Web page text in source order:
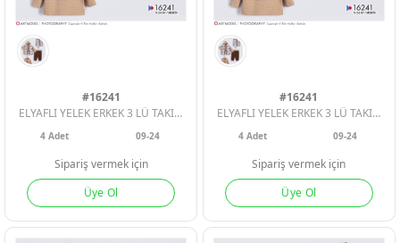
#16241
ELYAFLI YELEK ERKEK 3 LÜ TAKIM
4Adet 09-24
Sipariş vermek için
Üye Ol
#16241
ELYAFLI YELEK ERKEK 3 LÜ TAKIM
4 Adet 09-24
Sipariş vermek için
Üye Ol